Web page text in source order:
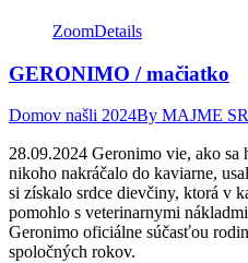
ZoomDetails
GERONIMO / mačiatko
Domov našli 2024By MAJME
28.09.2024 Geronimo vie, ako
nikoho nakráčalo do kaviarne,
si získalo srdce dievčiny, ktorá v
pomohlo s veterinarnymi
Geronimo oficiálne súčasťou
spoločných rokov.